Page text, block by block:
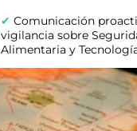
✔ Comunicación
vigilancia sobre
Alimentaria y